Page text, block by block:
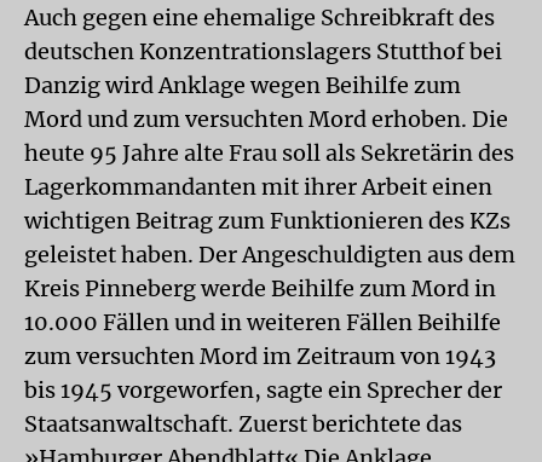
Auch gegen eine ehemalige Schreibkraft des
deutschen Konzentrationslagers Stutthof bei
Danzig wird Anklage wegen Beihilfe zum
Mord und zum versuchten Mord erhoben. Die
heute 95 Jahre alte Frau soll als Sekretärin des
Lagerkommandanten mit ihrer Arbeit einen
wichtigen Beitrag zum Funktionieren des KZs
geleistet haben. Der Angeschuldigten aus dem
Kreis Pinneberg werde Beihilfe zum Mord in
10.000 Fällen und in weiteren Fällen Beihilfe
zum versuchten Mord im Zeitraum von 1943
bis 1945 vorgeworfen, sagte ein Sprecher der
Staatsanwaltschaft. Zuerst berichtete das